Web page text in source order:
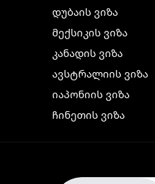
დუბაის ვიზა
მექსიკის ვიზა
კანადის ვიზა
ავსტრალიის ვიზა
იაპონიის ვიზა
ჩინეთის ვიზა
ჩრდილოეთ